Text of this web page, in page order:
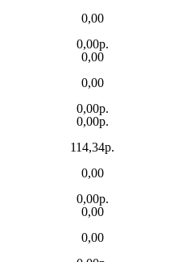
0,00
0,00р.
0,00
0,00
0,00р.
0,00р.
114,34р.
0,00
0,00р.
0,00
0,00